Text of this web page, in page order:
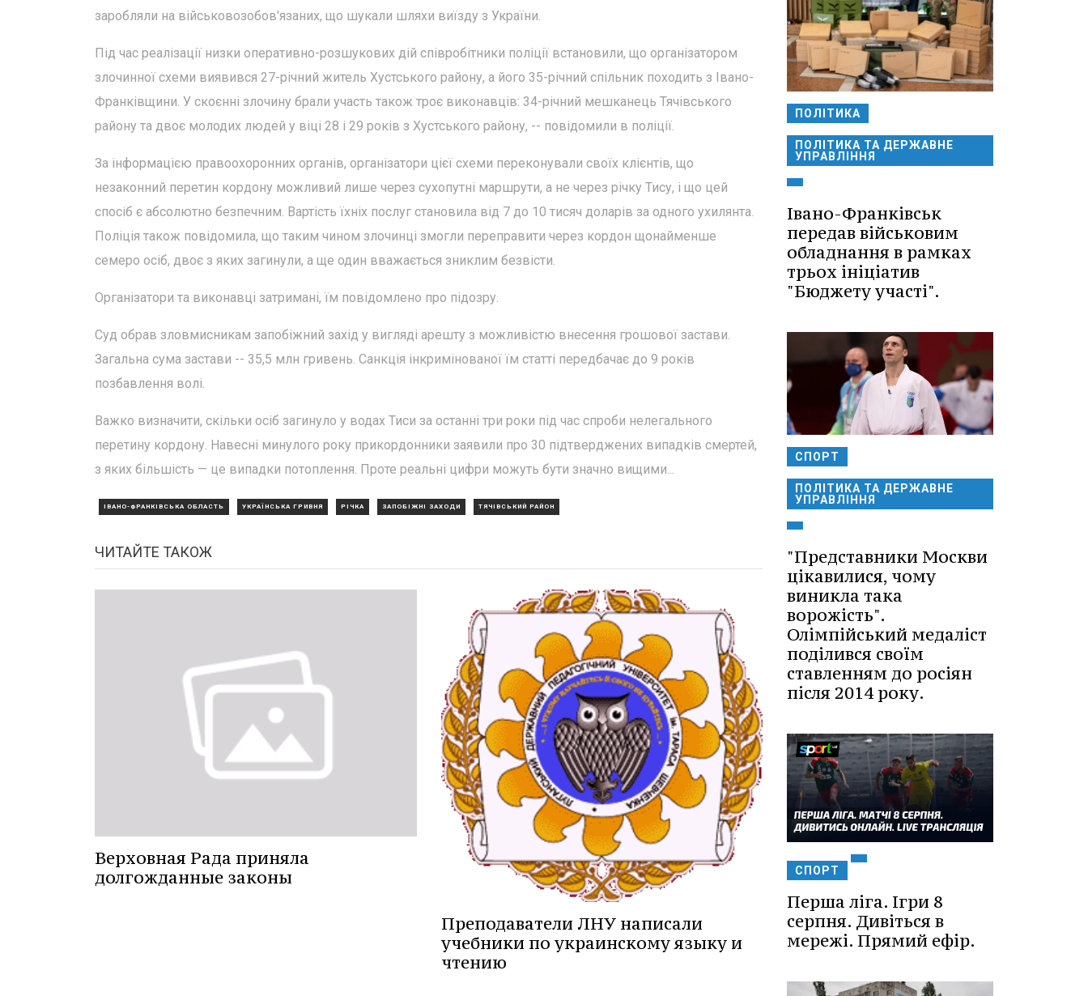
заробляли на військовозобов'язаних, що шукали шляхи виїзду з України.
Під час реалізації низки оперативно-розшукових дій співробітники поліції встановили, що організатором
злочинної схеми виявився 27-річний житель Хустського району, а його 35-річний спільник походить з Івано-
Франківщини. У скоєнні злочину брали участь також троє виконавців: 34-річний мешканець Тячівського
району та двоє молодих людей у віці 28 і 29 років з Хустського району, -- повідомили в поліції.
За інформацією правоохоронних органів, організатори цієї схеми переконували своїх клієнтів, що
незаконний перетин кордону можливий лише через сухопутні маршрути, а не через річку Тису, і що цей
спосіб є абсолютно безпечним. Вартість їхніх послуг становила від 7 до 10 тисяч доларів за одного ухилянта.
Поліція також повідомила, що таким чином злочинці змогли переправити через кордон щонайменше
семеро осіб, двоє з яких загинули, а ще один вважається зниклим безвісти.
Організатори та виконавці затримані, їм повідомлено про підозру.
Суд обрав зловмисникам запобіжний захід у вигляді арешту з можливістю внесення грошової застави.
Загальна сума застави -- 35,5 млн гривень. Санкція інкримінованої їм статті передбачає до 9 років
позбавлення волі.
Важко визначити, скільки осіб загинуло у водах Тиси за останні три роки під час спроби нелегального
перетину кордону. Навесні минулого року прикордонники заявили про 30 підтверджених випадків смертей,
з яких більшість — це випадки потоплення. Проте реальні цифри можуть бути значно вищими...
ІВАНО-ФРАНКІВСЬКА ОБЛАСТЬ УКРАЇНСЬКА ГРИВНЯ РІЧКА ЗАПОБІЖНІ ЗАХОДИ ТЯЧІВСЬКИЙ РАЙОН
ЧИТАЙТЕ ТАКОЖ
Верховная Рада приняла
долгожданные законы
Преподаватели ЛНУ написали
учебники по украинскому языку и
чтению
ПОЛІТИКА
ПОЛІТИКА ТА ДЕРЖАВНЕ
УПРАВЛІННЯ
Івано-Франківськ
передав військовим
обладнання в рамках
трьох ініціатив
"Бюджету участі".
СПОРТ
ПОЛІТИКА ТА ДЕРЖАВНЕ
УПРАВЛІННЯ
"Представники Москви
цікавилися, чому
виникла така
ворожість".
Олімпійський медаліст
поділився своїм
ставленням до росіян
після 2014 року.
СПОРТ
Перша ліга. Ігри 8
серпня. Дивіться в
мережі. Прямий ефір.